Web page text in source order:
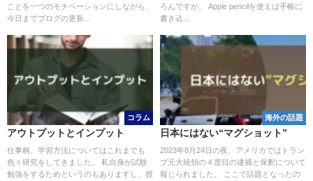
ことを一つのモチベーションにしながら、
今日までブログの更新...
ろんですが、 Apple pencilを使えば手帳に
書き込...
コラム
アウトプットとインプット
仕事柄、学習方法についてはこれまでも
色々研究をしてきました。 私自身が試験
勉強をするためというのもありますし、授
海外の話題
日本にはない“マグショット”
2023年8月24日の夜、アメリカではトラン
プ元大統領の４度目の逮捕と保釈について
報じられました。 ここで話題となったの